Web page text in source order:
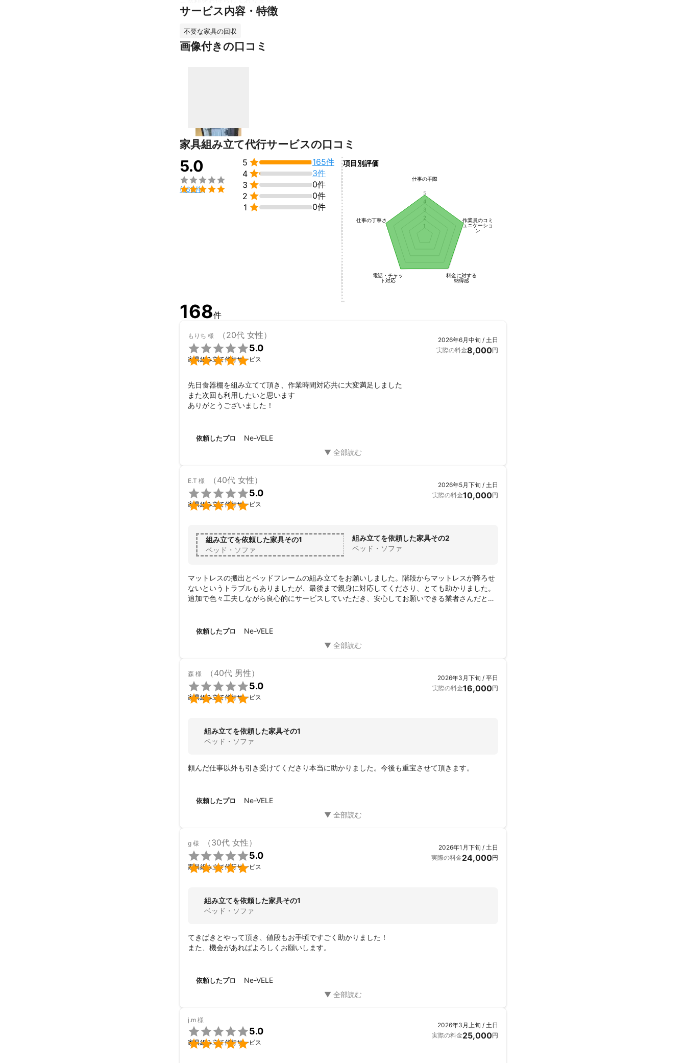
これまでの実績
「狭い室内でしたが傷ひとつなく迅速に丁寧に作業していただき、本当に助かりました！」や「丁寧
かつ早くの出来上がりにビックリでした。電子レンジや炊飯器まで設置していただいて助かりまし
た」といった口コミもいただいております。
サービス内容・特徴
不要な家具の回収
画像付きの口コミ
家具組み立て代行サービスの口コミ
5.0


(168件)
5 
165件
4 
3件
3 
0件
2 
0件
1  0件
項目別評価
仕事の手際
作業員のコミ
ュニケーショ
ン
料金に対する
納得感
電話・チャッ
ト対応
仕事の丁寧さ
1
2
3
4
5
168件
もりち 様 （20代 女性）


5.0
家具組み立て代行サービス
2026年6月中旬 / 土日
実際の料金8,000円
先日食器棚を組み立てて頂き、作業時間対応共に大変満足しました
また次回も利用したいと思います
ありがとうございました！
依頼したプロ Ne-VELE
E.T 様 （40代 女性）


5.0
家具組み立て代行サービス
2026年5月下旬 / 土日
実際の料金10,000円
組み立てを依頼した家具その1
ベッド・ソファ
組み立てを依頼した家具その2
ベッド・ソファ
マットレスの搬出とベッドフレームの組み立てをお願いしました。階段からマットレスが降ろせ
ないというトラブルもありましたが、最後まで親身に対応してくださり、とても助かりました。
追加で色々工夫しながら良心的にサービスしていただき、安心してお願いできる業者さんだと感
依頼したプロ Ne-VELE
森 様 （40代 男性）


5.0
家具組み立て代行サービス
2026年3月下旬 / 平日
実際の料金16,000円
組み立てを依頼した家具その1
ベッド・ソファ
頼んだ仕事以外も引き受けてくださり本当に助かりました。今後も重宝させて頂きます。
依頼したプロ Ne-VELE
g 様 （30代 女性）


5.0
家具組み立て代行サービス
2026年1月下旬 / 土日
実際の料金24,000円
組み立てを依頼した家具その1
ベッド・ソファ
てきぱきとやって頂き、値段もお手頃ですごく助かりました！
また、機会があればよろしくお願いします。
依頼したプロ Ne-VELE
j.m 様


5.0
家具組み立て代行サービス
2026年3月上旬 / 土日
実際の料金25,000円